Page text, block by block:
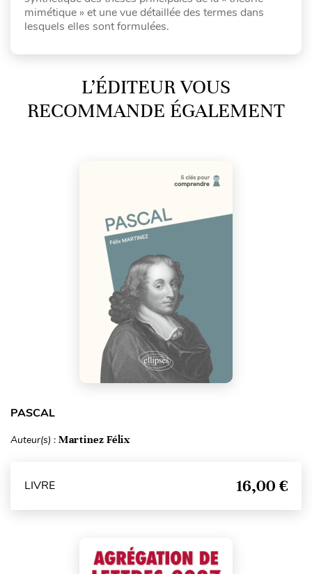
mimétique » et une vue détaillée des termes dans
lesquels elles sont formulées.
L’ÉDITEUR VOUS
RECOMMANDE ÉGALEMENT
PASCAL
Auteur(s) : Martinez Félix
LIVRE 16,00 €